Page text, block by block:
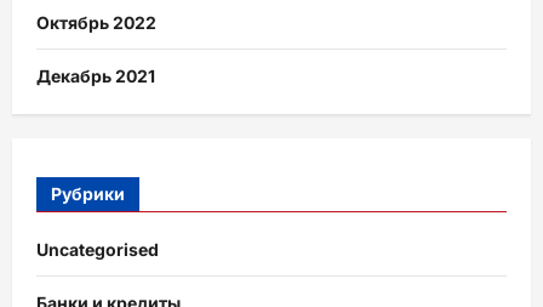
Октябрь 2022
Декабрь 2021
Рубрики
Uncategorised
Банки и кредиты